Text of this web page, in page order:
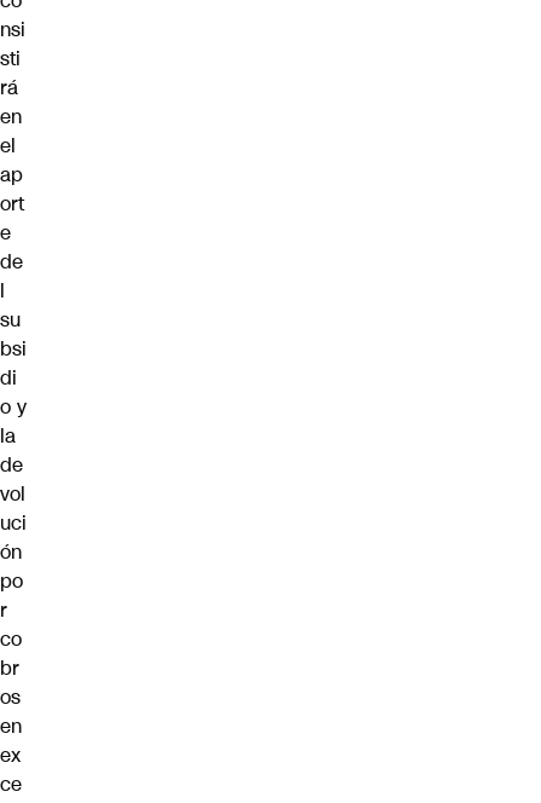
nsi
sti
rá
en
el
ap
ort
e
de
l
su
bsi
di
o y
la
de
vol
uci
ón
po
r
co
br
os
en
ex
ce